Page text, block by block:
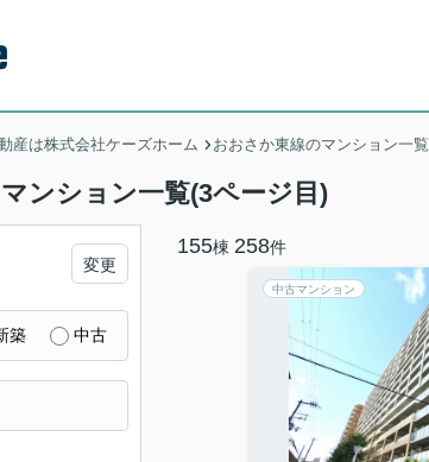
産は株式会社ケーズホーム おおさか東線のマンション一覧
ンション一覧(3ページ目)
155棟 258件
中古マンション
変更
築 中古